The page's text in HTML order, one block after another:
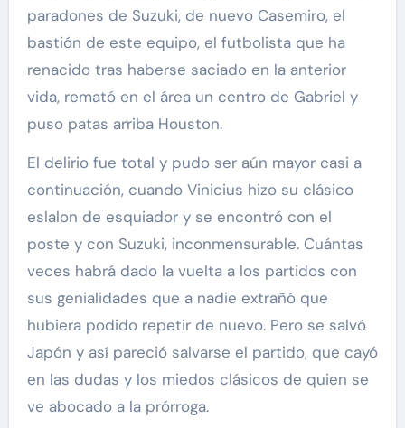
paradones de Suzuki, de nuevo Casemiro, el
bastión de este equipo, el futbolista que ha
renacido tras haberse saciado en la anterior
vida, remató en el área un centro de Gabriel y
puso patas arriba Houston.
El delirio fue total y pudo ser aún mayor casi a
continuación, cuando Vinicius hizo su clásico
eslalon de esquiador y se encontró con el
poste y con Suzuki, inconmensurable. Cuántas
veces habrá dado la vuelta a los partidos con
sus genialidades que a nadie extrañó que
hubiera podido repetir de nuevo. Pero se salvó
Japón y así pareció salvarse el partido, que cayó
en las dudas y los miedos clásicos de quien se
ve abocado a la prórroga.